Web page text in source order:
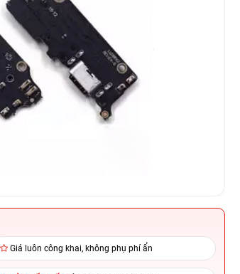
Giá luôn công khai, không phụ phí ẩn